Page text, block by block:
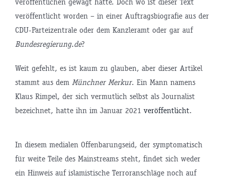
veröffentlicht worden – in einer Auftragsbiografie aus der
CDU-Parteizentrale oder dem Kanzleramt oder gar auf
Bundesregierung.de?
Weit gefehlt, es ist kaum zu glauben, aber dieser Artikel
stammt aus dem Münchner Merkur. Ein Mann namens
Klaus Rimpel, der sich vermutlich selbst als Journalist
bezeichnet, hatte ihn im Januar 2021 veröffentlicht.
In diesem medialen Offenbarungseid, der symptomatisch
für weite Teile des Mainstreams steht, findet sich weder
ein Hinweis auf islamistische Terroranschläge noch auf